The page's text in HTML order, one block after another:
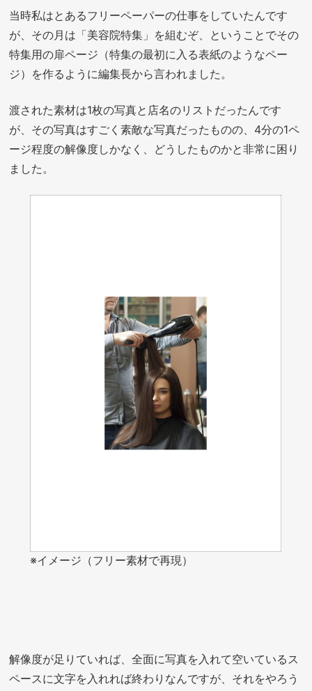
当時私はとあるフリーペーパーの仕事をしていたんです
が、その月は「美容院特集」を組むぞ、ということでその
特集用の扉ページ（特集の最初に入る表紙のようなペー
ジ）を作るように編集長から言われました。
渡された素材は1枚の写真と店名のリストだったんです
が、その写真はすごく素敵な写真だったものの、4分の1ペ
ージ程度の解像度しかなく、どうしたものかと非常に困り
ました。
※イメージ（フリー素材で再現）
解像度が足りていれば、全面に写真を入れて空いているス
ペースに文字を入れれば終わりなんですが、それをやろう